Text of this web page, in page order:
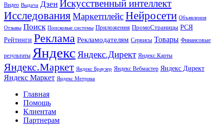
Видео Выдача Дзен Искусственный интеллект
Исследования МаркетплейсНейросети Объявления
Отзывы Поиск Поисковые системы Приложения ПромоСтраницы РСЯ
Рейтинги Реклама Рекламодателям Сервисы Товары Финансовые
результаты Яндекс Яндекс.Директ Яндекс.Карты
Яндекс.Маркет Яндекс Браузер Яндекс Вебмастер Яндекс Директ
Яндекс Маркет Яндекс Метрика
Главная
Помощь
Клиентам
Партнерам